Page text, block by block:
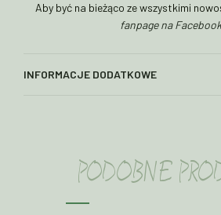
Aby być na bieżąco ze wszystkimi
fanpage na
INFORMACJE DODATKOWE
PODOBNE